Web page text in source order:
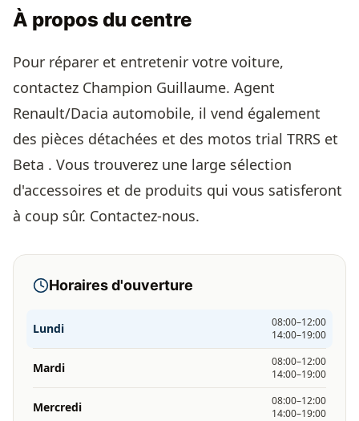
À propos du centre
Pour réparer et entretenir votre voiture,
contactez Champion Guillaume. Agent
Renault/Dacia automobile, il vend également
des pièces détachées et des motos trial TRRS et
Beta . Vous trouverez une large sélection
d'accessoires et de produits qui vous satisferont
à coup sûr. Contactez-nous.
Horaires d'ouverture
Lundi
08:00–12:00
14:00–19:00
Mardi
08:00–12:00
14:00–19:00
Mercredi
08:00–12:00
14:00–19:00